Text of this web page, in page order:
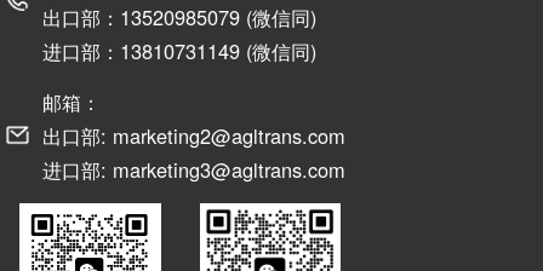
出口部：13520985079 (微信同)
进口部：13810731149 (微信同)
邮箱：
出口部: marketing2@agltrans.com
进口部: marketing3@agltrans.com